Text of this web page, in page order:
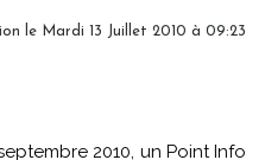
le Mardi 13 Juillet 2010 à 09:23